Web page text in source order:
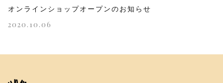
オンラインショップオープンのお知らせ
2020.10.06